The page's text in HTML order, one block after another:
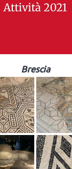
Attività 2021
Brescia